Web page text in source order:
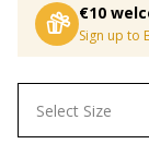
€10
Sign up to
Select Size